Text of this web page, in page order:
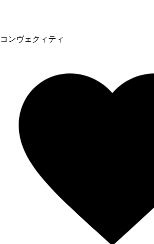
コンヴェクィティ